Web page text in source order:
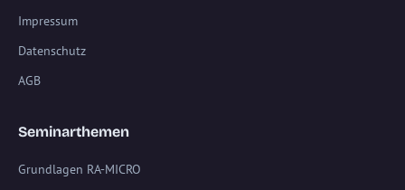
Impressum
Datenschutz
AGB
Seminarthemen
Grundlagen RA-MICRO